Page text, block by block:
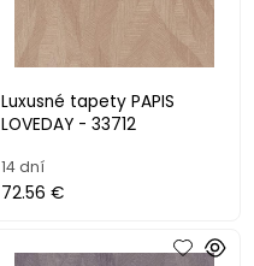
Luxusné tapety PAPIS
LOVEDAY - 33712
14 dní
72.56 €